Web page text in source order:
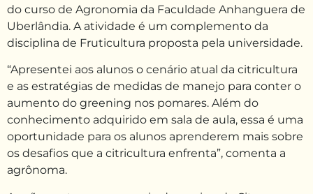
do curso de Agronomia da Faculdade Anhanguera de
Uberlândia. A atividade é um complemento da
disciplina de Fruticultura proposta pela universidade.
“Apresentei aos alunos o cenário atual da citricultura
e as estratégias de medidas de manejo para conter o
aumento do greening nos pomares. Além do
conhecimento adquirido em sala de aula, essa é uma
oportunidade para os alunos aprenderem mais sobre
os desafios que a citricultura enfrenta”, comenta a
agrônoma.